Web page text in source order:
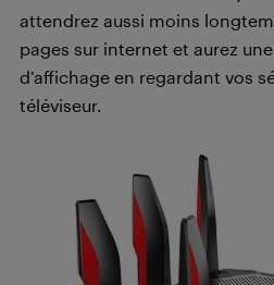
attendrez aussi moins
pages sur internet et aurez
d’affichage en regardant vos
téléviseur.